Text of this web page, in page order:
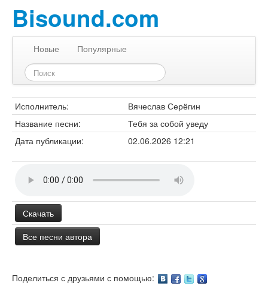
Bisound.com
Новые Популярные
Исполнитель:
Вячеслав Серёгин
Название песни:
Тебя за собой уведу
Дата публикации:
02.06.2026 12:21
Скачать
Все песни автора
Поделиться с друзьями с помощью: